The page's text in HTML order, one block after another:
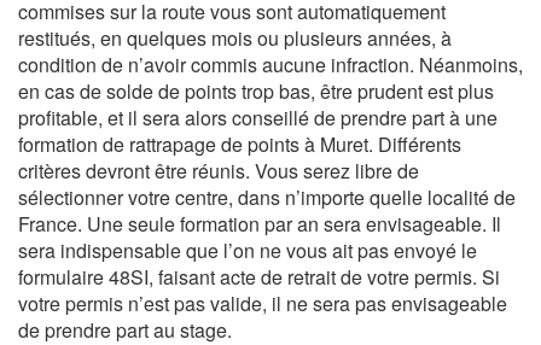
commises sur la route vous sont automatiquement
restitués, en quelques mois ou plusieurs années, à
condition de n’avoir commis aucune infraction. Néanmoins,
en cas de solde de points trop bas, être prudent est plus
profitable, et il sera alors conseillé de prendre part à une
formation de rattrapage de points à Muret. Différents
critères devront être réunis. Vous serez libre de
sélectionner votre centre, dans n’importe quelle localité de
France. Une seule formation par an sera envisageable. Il
sera indispensable que l’on ne vous ait pas envoyé le
formulaire 48SI, faisant acte de retrait de votre permis. Si
votre permis n’est pas valide, il ne sera pas envisageable
de prendre part au stage.